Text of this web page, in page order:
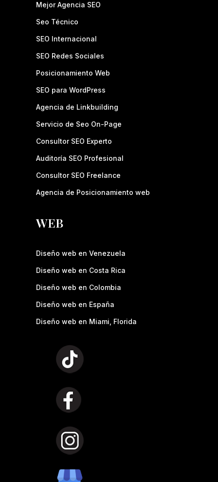
Mejor Agencia SEO
Seo Técnico
SEO Internacional
SEO Redes Sociales
Posicionamiento Web
SEO para WordPress
Agencia de Linkbuilding
Servicio de Seo On-Page
Consultor SEO Experto
Auditoría SEO Profesional
Consultor SEO Freelance
Agencia de Posicionamiento web
WEB
Diseño web en Venezuela
Diseño web en Costa Rica
Diseño web en Colombia
Diseño web en España
Diseño web en Miami, Florida